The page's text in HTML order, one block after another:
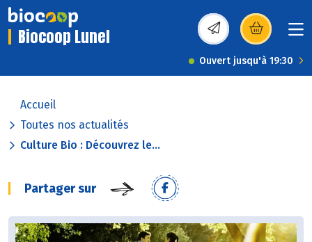
Biocoop Lunel (s’ouvre dans une
Ouvert jusqu'à 19:30
Accueil
Toutes nos actualités
Culture Bio : Découvrez le...
Partager sur